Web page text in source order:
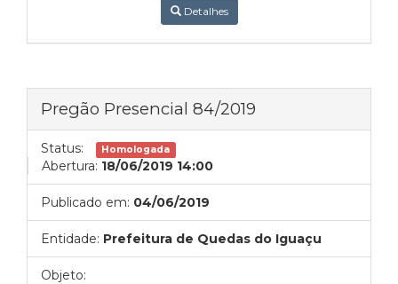
Detalhes
Pregão Presencial 84/2019
Status: Homologada
Abertura: 18/06/2019 14:00
Publicado em: 04/06/2019
Entidade: Prefeitura de Quedas do Iguaçu
Objeto: